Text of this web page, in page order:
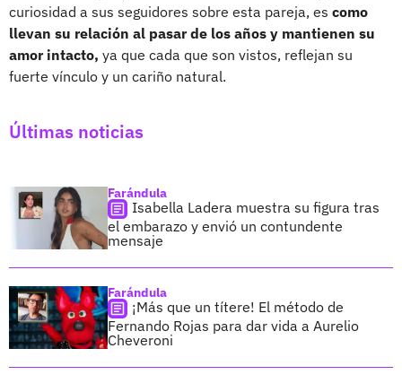
curiosidad a sus seguidores sobre esta pareja, es como
llevan su relación al pasar de los años y mantienen su
amor intacto, ya que cada que son vistos, reflejan su
fuerte vínculo y un cariño natural.
Últimas noticias
Farándula
Isabella Ladera muestra su figura tras
el embarazo y envió un contundente
mensaje
Farándula
¡Más que un títere! El método de
Fernando Rojas para dar vida a Aurelio
Cheveroni